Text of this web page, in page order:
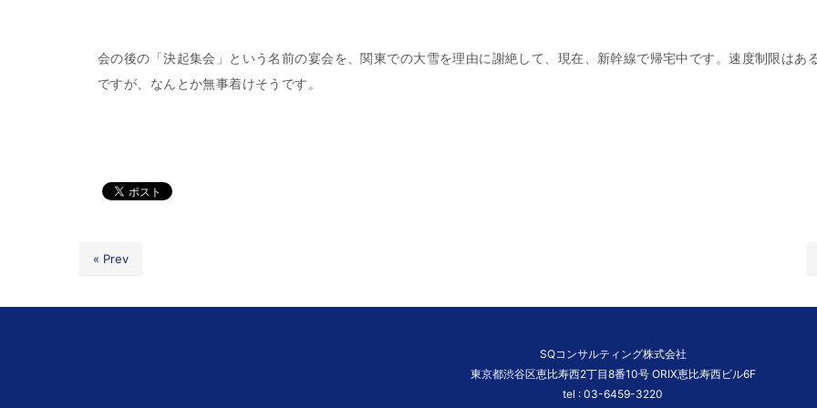
会の後の「決起集会」という名前の宴会を、関東での大雪を理由に謝絶して、現在、新幹線で帰宅中です。速度制限はあ
ですが、なんとか無事着けそうです。
« Prev
SQコンサルティング株式会社
東京都渋谷区恵比寿西2丁目8番10号 ORIX恵比寿西ビル6F
tel : 03-6459-3220